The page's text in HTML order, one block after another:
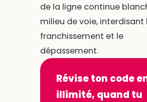
de la ligne continue
milieu de voie, interdisant
franchissement et le
dépassement.
Révise ton code
illimité, quand tu